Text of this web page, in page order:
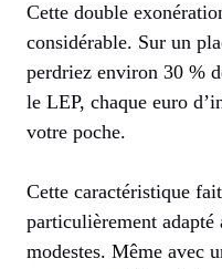
Cette double
considérable. Sur un
perdriez environ 30 %
le LEP, chaque euro
votre poche.
Cette caractéristique
particulièrement adapté
modestes. Même avec